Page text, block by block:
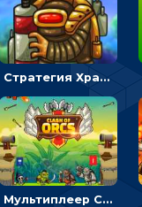
Стратегия Хранители рощи: расставлять монстров, чтобы охранять камни от врагов
Мультиплеер Столкновение орков: направлять воинов, чтобы покорять башню противника